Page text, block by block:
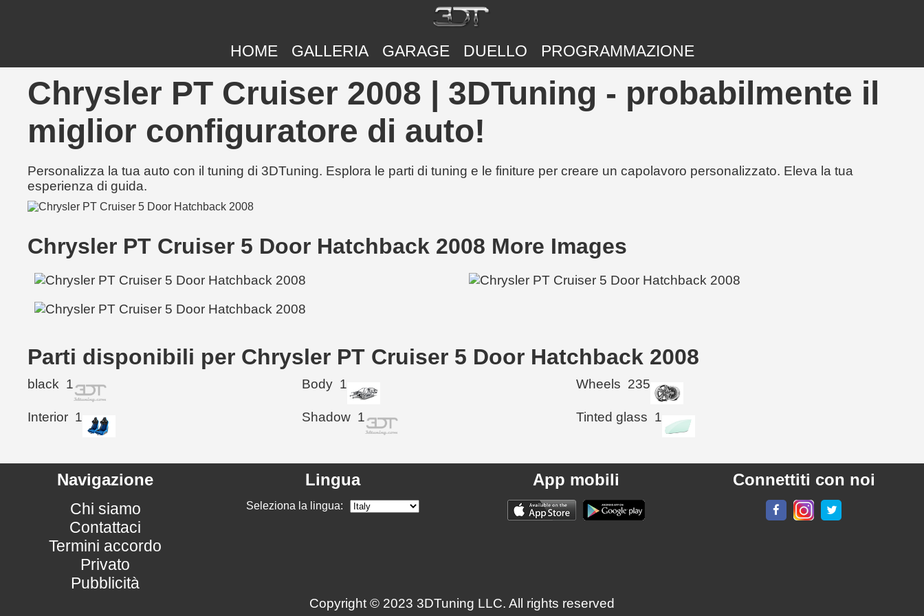
HOME GALLERIA GARAGE DUELLO PROGRAMMAZIONE
Chrysler PT Cruiser 2008 | 3DTuning - probabilmente il
miglior configuratore di auto!
Personalizza la tua auto con il tuning di 3DTuning. Esplora le parti di tuning e le finiture per creare un capolavoro personalizzato. Eleva la tua
esperienza di guida.
Chrysler PT Cruiser 5 Door Hatchback 2008 More Images
Parti disponibili per Chrysler PT Cruiser 5 Door Hatchback 2008
black 1 Body 1 Wheels 235
Interior 1 Shadow 1 Tinted glass 1
Navigazione
Chi siamo
Contattaci
Termini accordo
Privato
Pubblicità
Lingua
Seleziona la lingua:
App mobili Connettiti con noi
Copyright © 2023 3DTuning LLC. All rights reserved